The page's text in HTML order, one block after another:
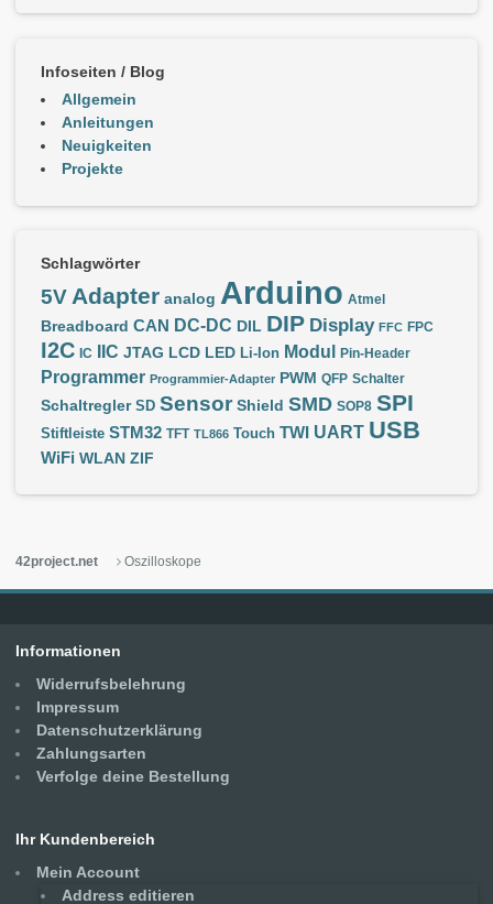
Infoseiten / Blog
Allgemein
Anleitungen
Neuigkeiten
Projekte
Schlagwörter
5V Adapter analog Arduino Atmel
Breadboard CAN DC-DC DIL DIP Display FFC FPC
I2C IC IIC JTAG LCD LED Li-Ion Modul Pin-Header
Programmer Programmier-Adapter PWM QFP Schalter
Schaltregler SD Sensor Shield SMD SOP8 SPI
Stiftleiste STM32 TFT TL866 Touch TWI UART USB
WiFi WLAN ZIF
42project.net Oszilloskope
Informationen
Widerrufsbelehrung
Impressum
Datenschutzerklärung
Zahlungsarten
Verfolge deine Bestellung
Ihr Kundenbereich
Mein Account
Address editieren